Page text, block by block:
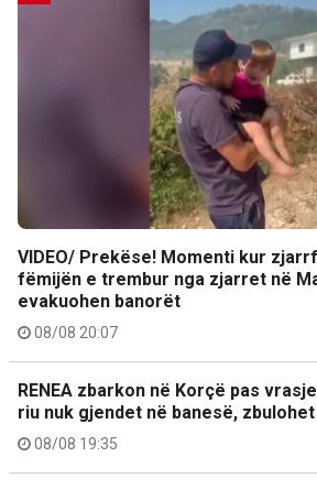
VIDEO/ Prekëse! Momenti kur
fëmijën e trembur nga zjarret në
evakuohen banorët
08/08 20:07
RENEA zbarkon në Korçë pas
riu nuk gjendet në banesë,
08/08 19:35